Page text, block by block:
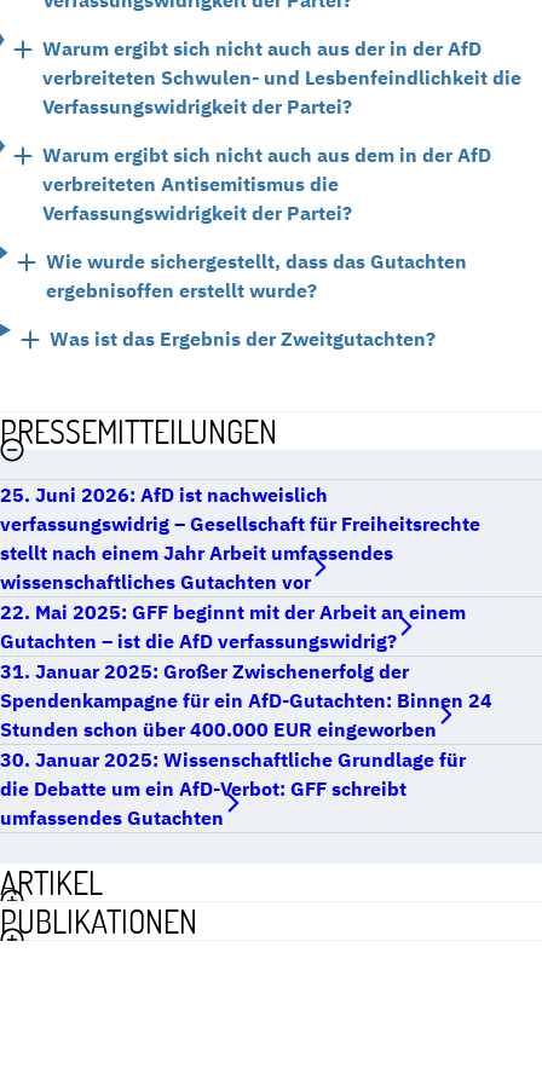
Warum ergibt sich nicht auch aus der in der AfD
verbreiteten Schwulen- und Lesbenfeindlichkeit die
Verfassungswidrigkeit der Partei?
Warum ergibt sich nicht auch aus dem in der AfD
verbreiteten Antisemitismus die
Verfassungswidrigkeit der Partei?
Wie wurde sichergestellt, dass das Gutachten
ergebnisoffen erstellt wurde?
Was ist das Ergebnis der Zweitgutachten?
PRESSEMITTEILUNGEN
25. Juni 2026: AfD ist nachweislich
verfassungswidrig – Gesellschaft für Freiheitsrechte
stellt nach einem Jahr Arbeit umfassendes
wissenschaftliches Gutachten vor
22. Mai 2025: GFF beginnt mit der Arbeit an einem
Gutachten – ist die AfD verfassungswidrig?
31. Januar 2025: Großer Zwischenerfolg der
Spendenkampagne für ein AfD-Gutachten: Binnen 24
Stunden schon über 400.000 EUR eingeworben
30. Januar 2025: Wissenschaftliche Grundlage für
die Debatte um ein AfD-Verbot: GFF schreibt
umfassendes Gutachten
ARTIKEL
PUBLIKATIONEN